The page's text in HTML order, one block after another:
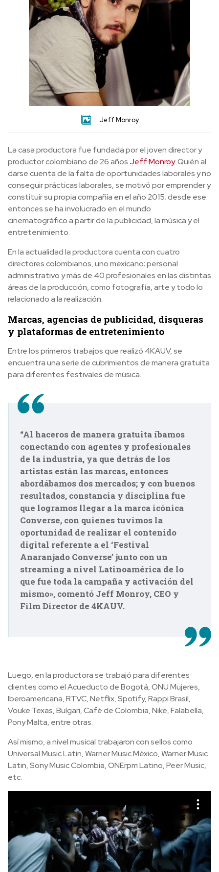
Jeff Monroy
La casa productora fue fundada por el joven director y
productor colombiano de 26 añosJeff Monroy. Quién al
darse cuenta de la falta de oportunidades laborales y no
conseguir prácticas laborales, se motivó por emprender y
constituir su propia compañía en el año 2015; desde ese
entonces se ha involucrado en el mundo
cinematográfico a partir de la publicidad, la música y el
entretenimiento.
En la actualidad la productora cuenta con cuatro
directores colombianos, uno mexicano; personal
administrativo y más de 40 profesionales en las distintas
áreas de la producción, como fotografía, arte y todo lo
relacionado a la realización.
Marcas, agencias de publicidad, disqueras
y plataformas de entretenimiento
Entre los primeros trabajos que realizó 4KAUV, se
encuentra una serie de cubrimientos de manera gratuita
para diferentes festivales de música.
“Al haceros de manera gratuita íbamos
conectando con agentes y profesionales
de la industria, ya que detrás de los
artistas están las marcas, entonces
abordábamos dos mercados; y con buenos
resultados, constancia y disciplina fue
que logramos llegar a la marca icónica
Converse, con quienes tuvimos la
oportunidad de realizar el contenido
digital referente a el ‘Festival
Anaranjado Converse’ junto con un
streaming a nivel Latinoamérica de lo
que fue toda la campaña y activación del
mismo», comentó Jeff Monroy, CEO y
Film Director de 4KAUV.
Luego, en la productora se trabajó para diferentes
clientes como el Acueducto de Bogotá, ONU Mujeres,
Iberoamericana, RTVC, Netflix, Spotify, Rappi Brasil,
Vouke Texas, Bulgari, Café de Colombia, Nike, Falabella,
Pony Malta, entre otras.
Así mismo, a nivel musical trabajaron con sellos como
Universal Music Latin, Warner Music México, Warner Music
Latin, Sony Music Colombia, ONErpm Latino, Peer Music,
etc.